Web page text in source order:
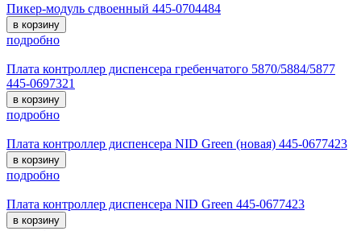
Пикер-модуль сдвоенный 445-0704484
в корзину
подробно
Плата контроллер диспенсера гребенчатого 5870/5884/5877
445-0697321
в корзину
подробно
Плата контроллер диспенсера NID Green (новая) 445-0677423
в корзину
подробно
Плата контроллер диспенсера NID Green 445-0677423
в корзину